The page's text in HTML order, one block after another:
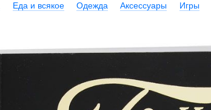
Еда и всякое Одежда Аксессуары Игры